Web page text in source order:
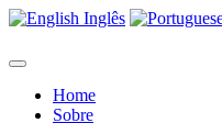
Inglês
Home
Sobre